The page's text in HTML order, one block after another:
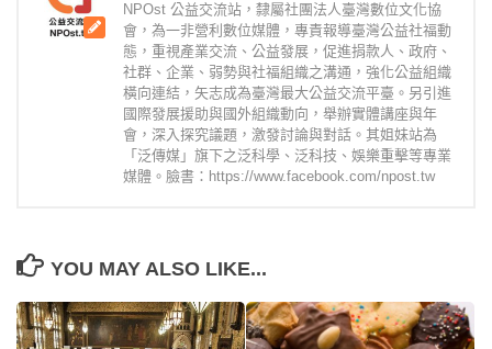
NPOst 公益交流站，隸屬社團法人臺灣數位文化協
會，為一非營利數位媒體，專責報導臺灣公益社福動
態，重視產業交流、公益發展，促進捐款人、政府、
社群、企業、弱勢與社福組織之溝通，強化公益組織
橫向連結，矢志成為臺灣最大公益交流平臺。另引進
國際發展援助與國外組織動向，舉辦實體講座與年
會，深入探究議題，激發討論與對話。其姐妹站為
「泛傳媒」旗下之泛科學、泛科技、娛樂重擊等專業
媒體。臉書：https://www.facebook.com/npost.tw
YOU MAY ALSO LIKE...